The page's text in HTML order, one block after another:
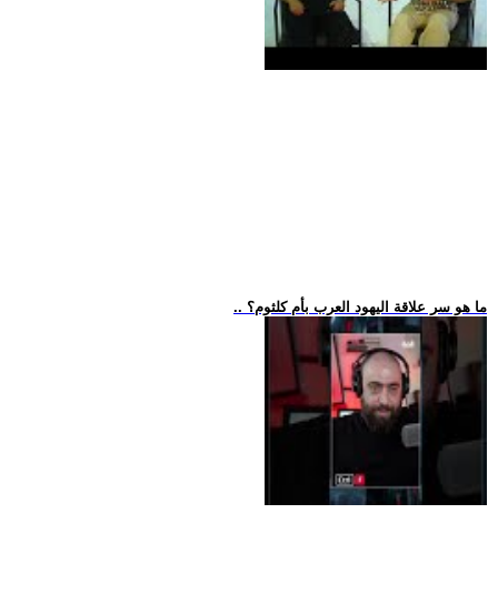
.. ما هو سر علاقة اليهود العرب بأم كلثوم؟